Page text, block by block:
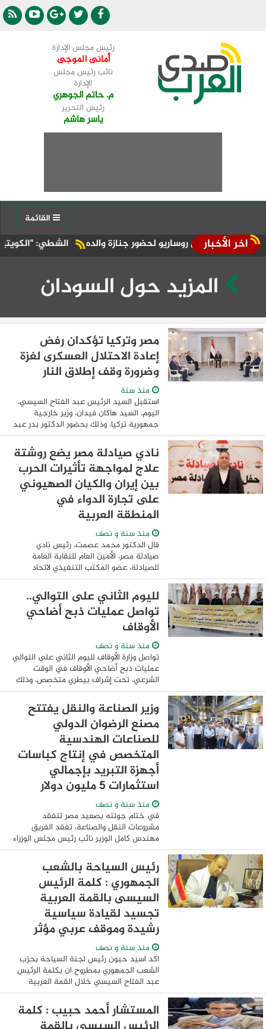
رئيس مجلس الإدارة
أمانى الموجى
نائب رئيس مجلس
الإدارة
م. حاتم الجوهري
رئيس التحرير
ياسر هاشم
اخر الأخبار الشطي: "الكويتية" تطلق عرضًا خاصًا روساريو لحضور جنازة والده
المزيد حول السودان
مصر وتركيا تؤكدان رفض
إعادة الاحتلال العسكرى لغزة
وضرورة وقف إطلاق النار
منذ سنة
استقبل السيد الرئيس عبد الفتاح السيسي،
اليوم، السيد هاكان فيدان، وزير خارجية
جمهورية تركيا، وذلك بحضور الدكتور بدر عبد
العاطي، وزير الخارجية والهجرة وشؤون
المصريين في الخارج. وصرح السفير محمد ...
نادي صيادلة مصر يضع روشتة
علاج لمواجهة تأثيرات الحرب
بين إيران والكيان الصهيوني
على تجارة الدواء في
المنطقة العربية
منذ سنة و نصف
قال الدكتور محمد عصمت، رئيس نادي
صيادلة مصر، الأمين العام للنقابة العامة
للصيادلة، عضو المكتب التنفيذي لاتحاد
الصيادلة العرب، إنه في ظل تصاعد التوترات
العسكرية بين إيران والكيان الصهيوني،
يواجه ...
لليوم الثاني على التوالي..
تواصل عمليات ذبح أضاحي
الأوقاف
منذ سنة و نصف
تواصل وزارة الأوقاف لليوم الثاني على التوالي
عمليات ذبح أضاحي الأوقاف في الوقت
الشرعي، تحت إشراف بيطري متخصص، وذلك
في إطار التجهيز لمشروع صكوك أضاحي وزارة
الأوقاف للأسر الأولى بالرعاية والمستحقين ...
وزير الصناعة والنقل يفتتح
مصنع الرضوان الدولي
للصناعات الهندسية
المتخصص في إنتاج كباسات
أجهزة التبريد بإجمالي
استثمارات 5 مليون دولار
منذ سنة و نصف
في ختام جولته بصعيد مصر لتفقد
مشروعات النقل والصناعة، تفقد الفريق
مهندس كامل الوزير نائب رئيس مجلس الوزراء
للتنمية الصناعية وزير الصناعة والنقل
المنطقتين الصناعيتين غرب طهطا وغرب
جرجا بسوهاج ...
رئيس السياحة بالشعب
الجمهوري : كلمة الرئيس
السيسى بالقمة العربية
تجسيد لقيادة سياسية
رشيدة وموقف عربي مؤثر
منذ سنة و نصف
اكد اسيد حبون رئيس لجنة السياحة بحزب
الشعب الجمهوري بمطروح ان بكلمة الرئيس
عبد الفتاح السيسي خلال القمة العربية
الـ34 المنعقدة بالعاصمة العراقية بغداد،
مؤكدًا أنها جاءت شاملة وقوية وتحمل موقفًا
...
المستشار أحمد حبيب : كلمة